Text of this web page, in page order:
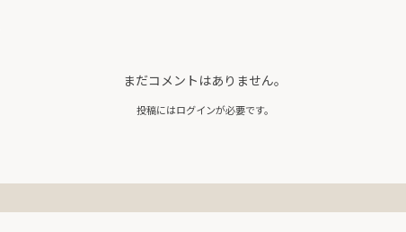
まだコメントはありません。
投稿にはログインが必要です。